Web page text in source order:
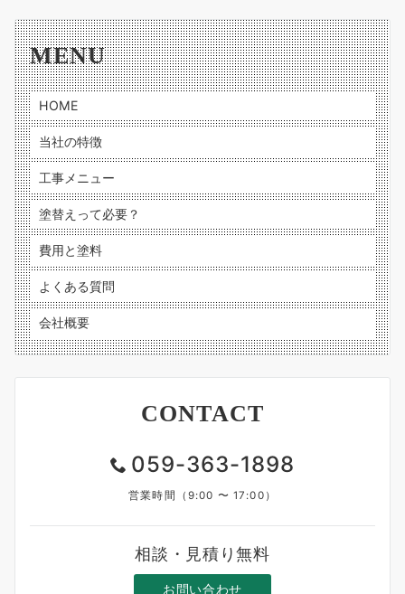
MENU
HOME
当社の特徴
工事メニュー
塗替えって必要？
費用と塗料
よくある質問
会社概要
CONTACT
059-363-1898
営業時間（9:00 〜 17:00）
相談・見積り無料
お問い合わせ